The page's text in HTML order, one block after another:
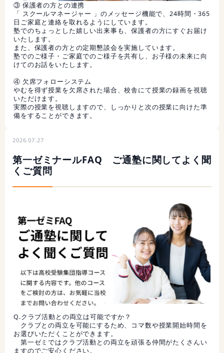
③ 保護者の方との連携
「 スクールマネージャー 」のメッセージ機能で、24時間・365
日ご家庭と連絡を取れるようにしています。
塾でのちょっとした嬉しい出来事も、保護者の方にすぐお届け
いたします。
また、保護者の方との定期懇談会を実施しています。
塾でのご様子・ご家庭でのご様子を共有し、お子様の未来に向
けてのお話をいたします。
④ 欠席フォローシステム
やむを得ず授業を欠席された場合、校舎にて授業の録画を視聴
いただけます。
実際の授業を視聴しますので、しっかりと次の授業に向けた準
備をすることができます。
2026.07.27
第一ゼミナールFAQ ご通塾に関してよく聞
くご質問
Q.クラブ活動との両立は可能ですか？
クラブとの両立を可能にするため、コマ数や授業開始時間を
お選びいただくことができます。
第一ゼミではクラブ活動との両立を頑張る仲間がたくさんい
ますのでご安心ください。